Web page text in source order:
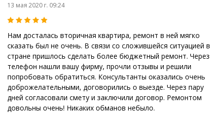
13 мая 2020 г. 09:24
Нам досталась вторичная квартира, ремонт в ней мягко
сказать был не очень. В связи со сложившейся ситуацией в
стране пришлось сделать более бюджетный ремонт. Через
телефон нашли вашу фирму, прочли отзывы и решили
попробовать обратиться. Консультанты оказались очень
доброжелательными, договорились о выезде. Через пару
дней согласовали смету и заключили договор. Ремонтом
довольны очень! Никаких обманов небыло.